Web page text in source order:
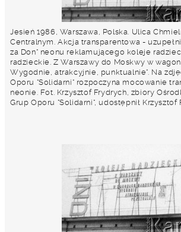
Jesień 1986, Warszawa, Polska. Ulica
Centralnym. Akcja transparentowa -
za Don" neonu reklamującego koleje
radzieckie. Z Warszawy do Moskwy w
Wygodnie, atrakcyjnie, punktualnie". Na
Oporu "Solidarni" rozpoczyna mocowanie
neonie. Fot. Krzysztof Frydrych, zbiory
Grup Oporu "Solidarni", udostępnił Krzysztof